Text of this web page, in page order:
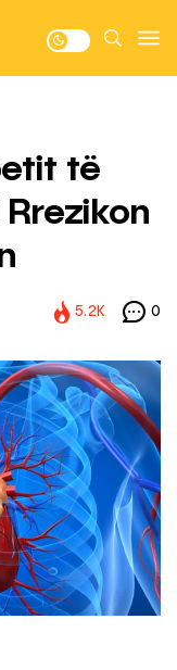
të
5.2K 0